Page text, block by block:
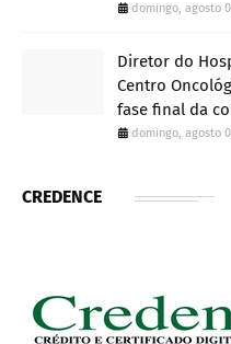
domingo, agosto
Diretor do
Centro
fase final da
domingo, agosto
CREDENCE